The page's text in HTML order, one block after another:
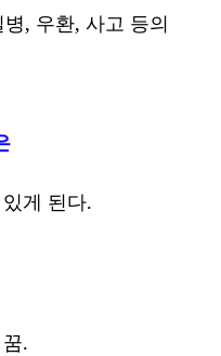
, 우환, 사고 등의
게 된다.
.